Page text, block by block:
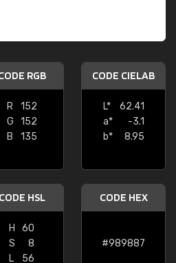
RGB
R
152
G
152
B
135
CODE CIELAB
L*
62.41
a*
-3.1
b*
8.95
CODE HSL
H
60
S
8
L
56
CODE HEX
#989887